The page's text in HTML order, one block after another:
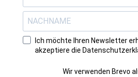
Ich möchte Ihren Newsletter
akzeptiere die
Wir verwenden Brevo